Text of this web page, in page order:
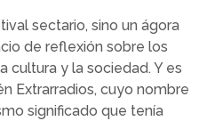
sectario, sino un ágora
de reflexión sobre los
cultura y la sociedad. Y es
Extrarradios, cuyo nombre
significado que tenía